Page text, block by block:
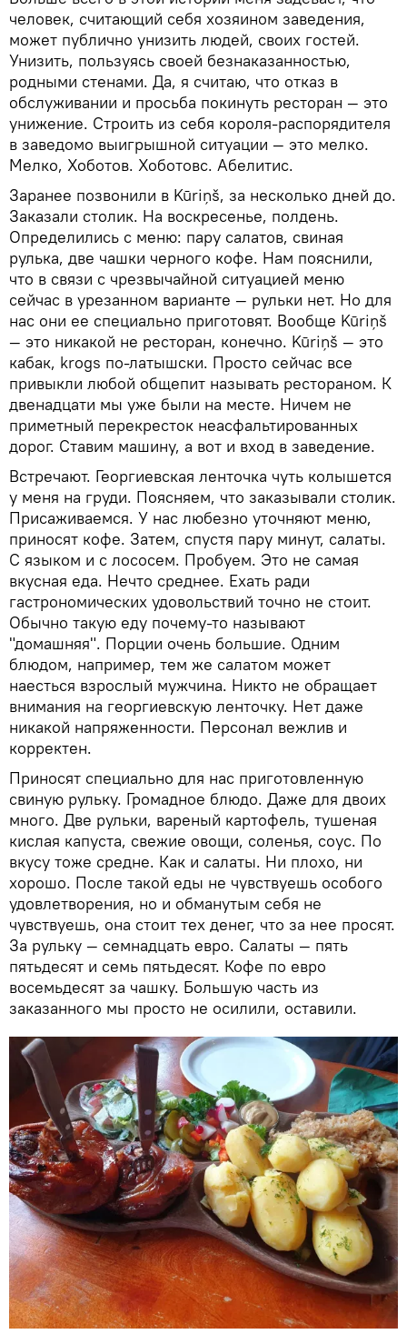
человек, считающий себя хозяином заведения,
может публично унизить людей, своих гостей.
Унизить, пользуясь своей безнаказанностью,
родными стенами. Да, я считаю, что отказ в
обслуживании и просьба покинуть ресторан — это
унижение. Строить из себя короля-распорядителя
в заведомо выигрышной ситуации — это мелко.
Мелко, Хоботов. Хоботовс. Абелитис.
Заранее позвонили в Kūriņš, за несколько дней до.
Заказали столик. На воскресенье, полдень.
Определились с меню: пару салатов, свиная
рулька, две чашки черного кофе. Нам пояснили,
что в связи с чрезвычайной ситуацией меню
сейчас в урезанном варианте — рульки нет. Но для
нас они ее специально приготовят. Вообще Kūriņš
— это никакой не ресторан, конечно. Kūriņš — это
кабак, krogs по-латышски. Просто сейчас все
привыкли любой общепит называть рестораном. К
двенадцати мы уже были на месте. Ничем не
приметный перекресток неасфальтированных
дорог. Ставим машину, а вот и вход в заведение.
Встречают. Георгиевская ленточка чуть колышется
у меня на груди. Поясняем, что заказывали столик.
Присаживаемся. У нас любезно уточняют меню,
приносят кофе. Затем, спустя пару минут, салаты.
С языком и с лососем. Пробуем. Это не самая
вкусная еда. Нечто среднее. Ехать ради
гастрономических удовольствий точно не стоит.
Обычно такую еду почему-то называют
"домашняя". Порции очень большие. Одним
блюдом, например, тем же салатом может
наесться взрослый мужчина. Никто не обращает
внимания на георгиевскую ленточку. Нет даже
никакой напряженности. Персонал вежлив и
корректен.
Приносят специально для нас приготовленную
свиную рульку. Громадное блюдо. Даже для двоих
много. Две рульки, вареный картофель, тушеная
кислая капуста, свежие овощи, соленья, соус. По
вкусу тоже средне. Как и салаты. Ни плохо, ни
хорошо. После такой еды не чувствуешь особого
удовлетворения, но и обманутым себя не
чувствуешь, она стоит тех денег, что за нее просят.
За рульку — семнадцать евро. Салаты — пять
пятьдесят и семь пятьдесят. Кофе по евро
восемьдесят за чашку. Большую часть из
заказанного мы просто не осилили, оставили.